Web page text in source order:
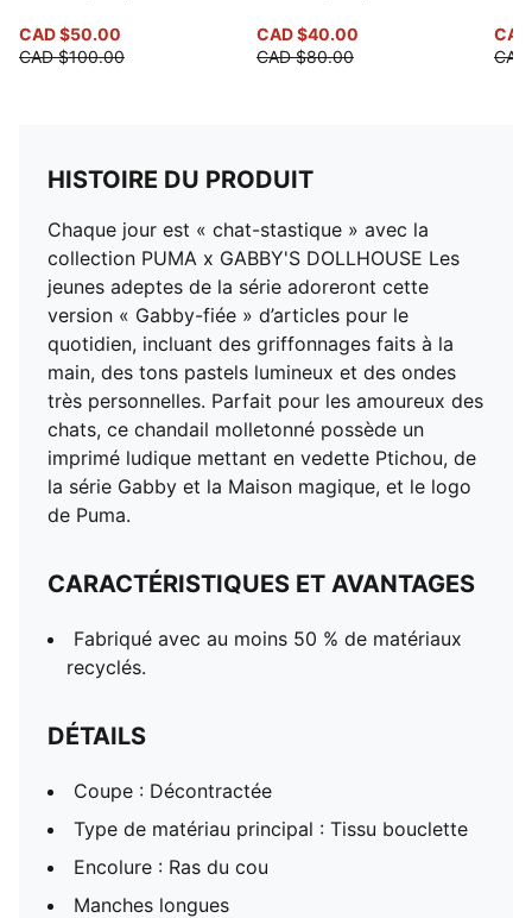
CAD $50.00
CAD $100.00
CAD $40.00
CAD $80.00
HISTOIRE DU PRODUIT
Chaque jour est « chat-stastique » avec la
collection PUMA x GABBY'S DOLLHOUSE Les
jeunes adeptes de la série adoreront cette
version « Gabby-fiée » d’articles pour le
quotidien, incluant des griffonnages faits à la
main, des tons pastels lumineux et des ondes
très personnelles. Parfait pour les amoureux des
chats, ce chandail molletonné possède un
imprimé ludique mettant en vedette Ptichou, de
la série Gabby et la Maison magique, et le logo
de Puma.
CARACTÉRISTIQUES ET AVANTAGES
Fabriqué avec au moins 50 % de matériaux
recyclés.
DÉTAILS
Coupe : Décontractée
Type de matériau principal : Tissu bouclette
Encolure : Ras du cou
Manches longues